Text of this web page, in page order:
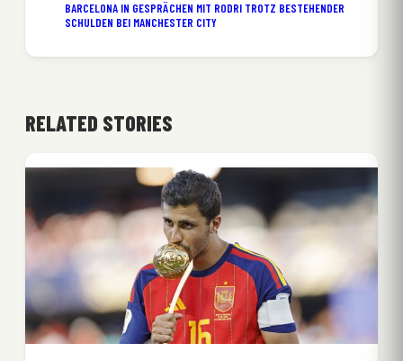
BARCELONA IN GESPRÄCHEN MIT RODRI TROTZ BESTEHENDER
SCHULDEN BEI MANCHESTER CITY
RELATED STORIES